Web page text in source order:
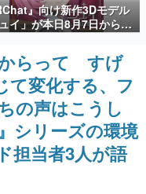
ジビュー数万以上！ などな
ファミ渾身の“殿堂入り”記
に製作時のエピソードをお
ム）とは何か？を探ってい
『赫本』は、〈試験問題〉
す。
』向け新作3Dモデル
ュイ」が本日8月7日から
にて発売。瞳に光る星
情豊かな表情が、小悪魔か
らって すげ
て変化する、フ
の声はこうし
シリーズの環境
担当者3人が語